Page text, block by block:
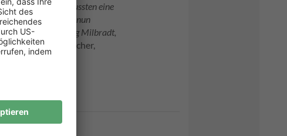
gefördert. Wir mussten eine
Das können wir nun
Prof. Dr. Georg Milbradt,
Tommy Prescher,